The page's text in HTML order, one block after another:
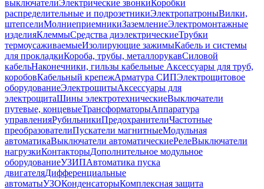
выключателиЭлектрические звонкиКоробки
распределительные и подрозетникиЭлектропатроныВилки,
штепселиМолниеприемникиЗаземлениеЭлектромонтажные
изделияКлеммыСредства диэлектрическиеТрубки
термоусаживаемыеИзолирующие зажимыКабель и системы
для прокладкиКороба, трубы, металлорукавСиловой
кабельНаконечники, гильзы кабельные Аксессуары для труб,
коробовКабельный крепежАрматура СИПЭлектрощитовое
оборудованиеЭлектрощитыАксессуары для
электрощитаШины электротехническиеВыключатели
путевые, концевыеТрансформаторыАппаратура
управленияРубильникиПредохранителиЧастотные
преобразователиПускатели магнитныеМодульная
автоматикаВыключатели автоматическиеРелеВыключатели
нагрузкиКонтакторыДополнительное модульное
оборудованиеУЗИПАвтоматика пуска
двигателяДифференциальные
автоматыУЗОКонденсаторыКомплексная защита